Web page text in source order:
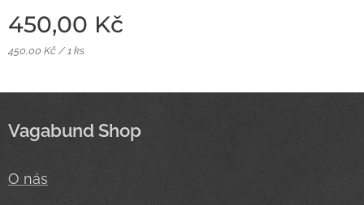
450,00 Kč
450,00 Kč / 1 ks
Vagabund Shop
O nás